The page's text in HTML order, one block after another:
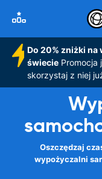
Do 20% zniżki na
świeciePromocja
skorzystaj z niej
Oszczędzaj
wypożyczalni